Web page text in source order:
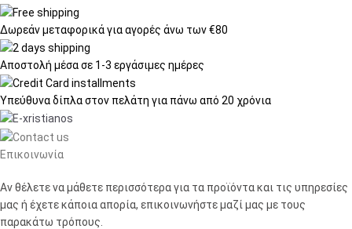
Δωρεάν μεταφορικάγια αγορές άνω των €80
Αποστολή μέσα σε 1-3 εργάσιμες ημέρες
Υπεύθυνα δίπλα στον πελάτη για πάνω από 20 χρόνια
Επικοινωνία
Αν θέλετε να μάθετε περισσότερα για τα προϊόντα και τις υπηρεσίες
μας ή έχετε κάποια απορία, επικοινωνήστε μαζί μας με τους
παρακάτω τρόπους.